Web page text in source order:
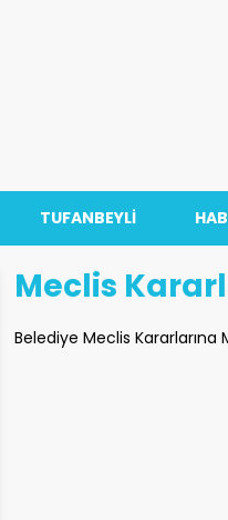
TUFANBEYLİ
Meclis
Belediye Meclis Kararlarına